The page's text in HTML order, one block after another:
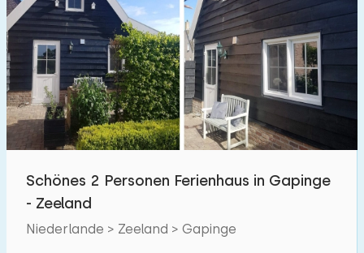
Schönes 2 Personen Ferienhaus in Gapinge
- Zeeland
Niederlande > Zeeland > Gapinge